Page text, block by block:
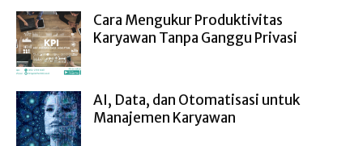
Cara Mengukur Produktivitas
Karyawan Tanpa Ganggu Privasi
AI, Data, dan Otomatisasi untuk
Manajemen Karyawan